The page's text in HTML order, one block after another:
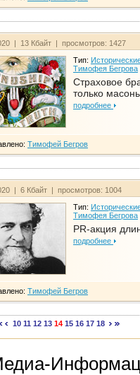
| 13 Кбайт | просмотров: 1427
Тип:
Тимофея Бегрова
Страховое
только
подробнее
Тимофей Бегров
| 6 Кбайт | просмотров: 1004
Тип:
Тимофея Бегрова
PR-акция
подробнее
Тимофей Бегров
10 11 12 13 14 15 16 17 18